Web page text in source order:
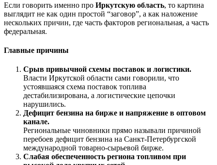
Если говорить именно про Иркутскую область, то картина
выглядит не как один простой “заговор”, а как наложение
нескольких причин, где часть факторов региональная, а часть
федеральная.
Главные причины
Срыв привычной схемы поставок и логистики.
Власти Иркутской области сами говорили, что
устоявшаяся схема поставок топлива
дестабилизирована, а логистические цепочки
нарушились.
Дефицит бензина на бирже и напряжение в оптовом
канале.
Региональные чиновники прямо называли причиной
перебоев дефицит бензина на Санкт-Петербургской
международной товарно-сырьевой бирже.
Слабая обеспеченность региона топливом при